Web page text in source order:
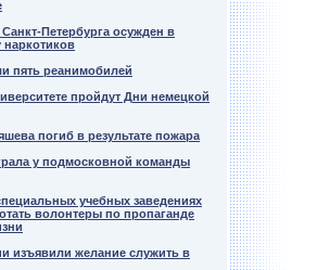
Санкт-Петербурга осужден в
наркотиков
пять реанимобилей
пройдут Дни немецкой
погиб в результате пожара
у подмосковной команды
учебных заведениях
волонтеры по пропаганде
изъявили желание служить в